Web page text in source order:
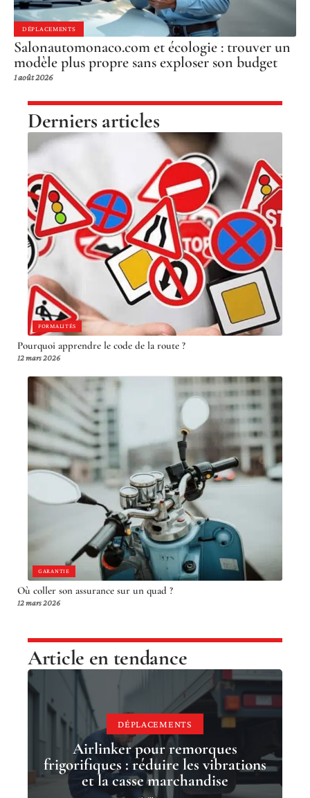
DÉPLACEMENTS
Salonautomonaco.com et écologie : trouver un
modèle plus propre sans exploser son budget
1 août 2026
Derniers articles
FORMALITÉS
Pourquoi apprendre le code de la route ?
12 mars 2026
GARANTIE
Où coller son assurance sur un quad ?
12 mars 2026
Article en tendance
DÉPLACEMENTS
Airlinker pour remorques
frigorifiques : réduire les vibrations
et la casse marchandise